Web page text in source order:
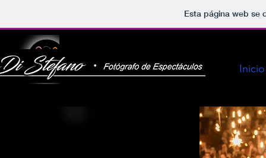
Esta página web se
Inicio